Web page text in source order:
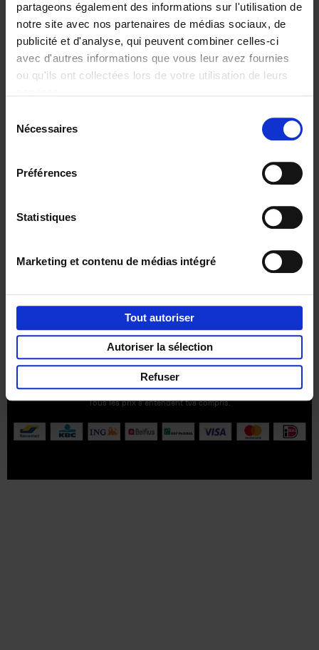
partageons également des informations sur l'utilisation de
notre site avec nos partenaires de médias sociaux, de
publicité et d'analyse, qui peuvent combiner celles-ci
avec d'autres informations que vous leur avez fournies
ou qu'ils ont collectées lors de votre utilisation de leurs
Nécessaires
Préférences
Statistiques
Marketing et contenu de médias intégré
Tout autoriser
Autoriser la sélection
Refuser
fidèles
€29,
Service clients Frais de livraison
Droit de retour
Privacy & cookies
Conditions générales
Lannoo Publishing Group
Tous les prix s’entendent tva compris.